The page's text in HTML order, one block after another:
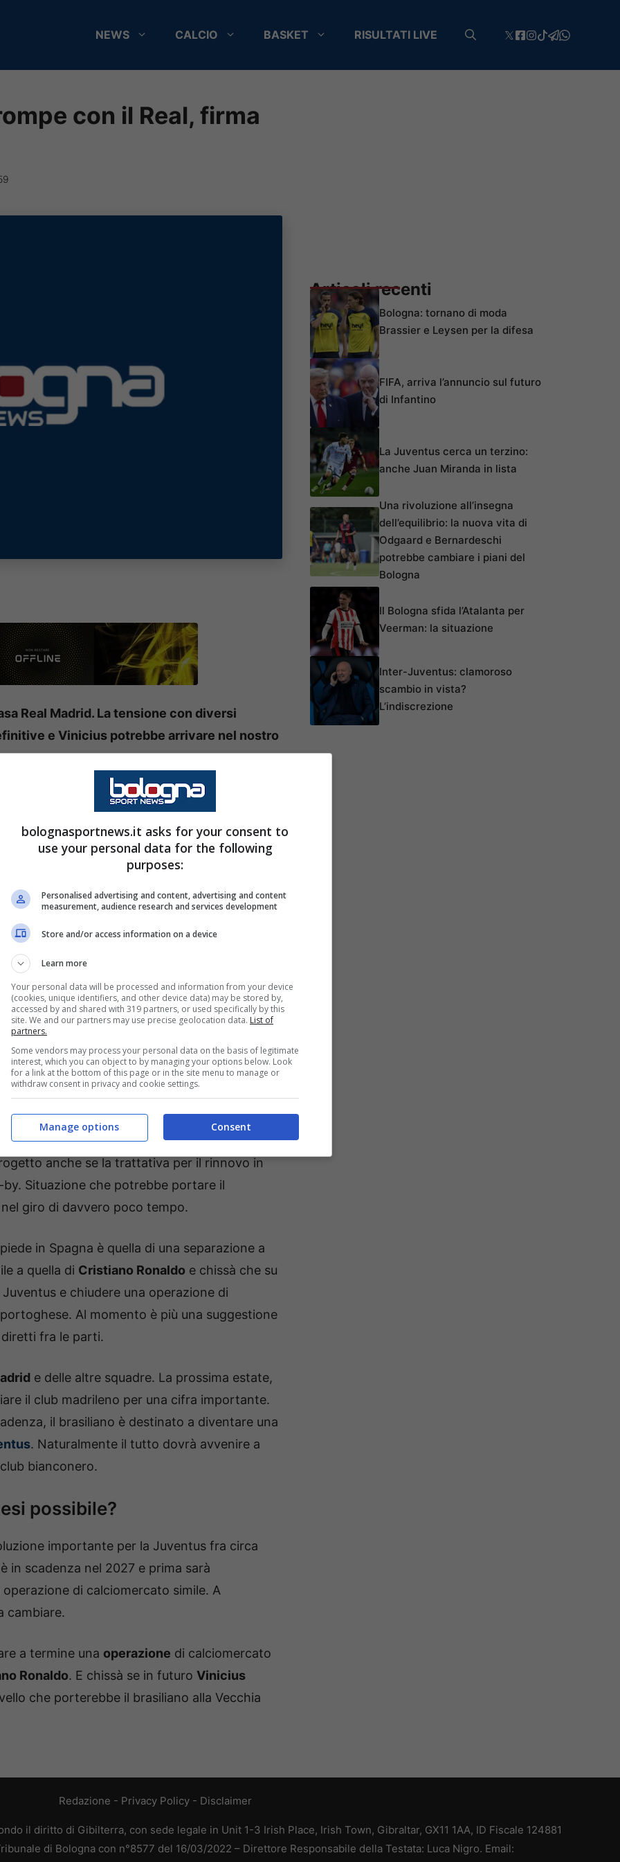
NEWS CALCIO BASKET RISULTATI LIVE
con il Real, firma
Real Madrid. La tensione con diversi
e Vinicius potrebbe arrivare nel nostro
problemi nello spogliatoio del
spagnola. Da
aver manifestato una sorta di
alcune scelte della società. E attenzione
ha un contratto in scadenza nel 2027 e per il
ancora decollata.
trattativa per il prolungamento di
di fare sforzi economici importanti e
rottura fra le parti. Un caso molto simile a
che il destino del brasiliano possa
con un approdo in Serie A in una sessione di
A, i dettagli
cedereVinicius. IBlancos
considerano il
anche se la trattativa per il rinnovo in
Situazione che potrebbe portare il
giro di davvero poco tempo.
in Spagna è quella di una separazione a
a quella di Cristiano Ronaldo e chissà che su
e chiudere una operazione di
Al momento è più una suggestione
fra le parti.
e delle altre squadre. La prossima estate,
il club madrileno per una cifra importante.
il brasiliano è destinato a diventare una
. Naturalmente il tutto dovrà avvenire a
bianconero.
possibile?
importante per la Juventus fra circa
in scadenza nel 2027 e prima sarà
di calciomercato simile. A
cambiare.
a termine una operazione di calciomercato
Ronaldo. E chissà se in futuro Vinicius
che porterebbe il brasiliano alla Vecchia
Articoli recenti
Bologna: tornano di moda
Brassier e Leysen per la difesa
FIFA, arriva l’annuncio sul futuro
di Infantino
La Juventus cerca un terzino:
anche Juan Miranda in lista
Una rivoluzione all’insegna
dell’equilibrio: la nuova vita di
Odgaard e Bernardeschi
potrebbe cambiare i piani del
Bologna
Il Bologna sfida l’Atalanta per
Veerman: la situazione
Inter-Juventus: clamoroso
scambio in vista?
L’indiscrezione
Redazione - Privacy Policy- Disclaimer
il diritto di Gibilterra, con sede legale in Unit 1-3 Irish Place, Irish Town, Gibraltar, GX11 1AA, ID Fiscale 124881
di Bologna con n°8577 del 16/03/2022 – Direttore Responsabile della Testata: Luca Nigro. Email:
bolognasportnews.it asks for your consent to
use your personal data for the following
purposes:
Personalised advertising and content, advertising and content
measurement, audience research and services development
Store and/or access information on a device
Learn more
Your personal data will be processed and information from your device
(cookies, unique identifiers, and other device data) may be stored by,
accessed by and shared with 319 partners, or used specifically by this
site. We and our partners may use precise geolocation data. List of
partners.
Some vendors may process your personal data on the basis of legitimate
interest, which you can object to by managing your options below. Look
for a link at the bottom of this page or in the site menu to manage or
withdraw consent in privacy and cookie settings.
Consent
Manage options